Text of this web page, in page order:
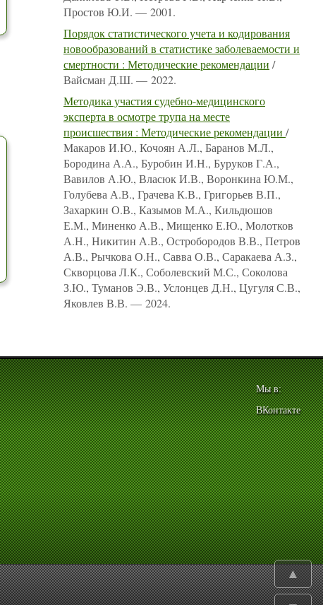
Простов Ю.И. — 2001.
Порядок статистического учета и кодирования
новообразований в статистике заболеваемости и
смертности : Методические рекомендации /
Вайсман Д.Ш. — 2022.
Методика участия судебно-медицинского
эксперта в осмотре трупа на месте
происшествия : Методические рекомендации /
Макаров И.Ю., Кочоян А.Л., Баранов М.Л.,
Бородина А.А., Буробин И.Н., Буруков Г.А.,
Вавилов А.Ю., Власюк И.В., Воронкина Ю.М.,
Голубева А.В., Грачева К.В., Григорьев В.П.,
Захаркин О.В., Казымов М.А., Кильдюшов
Е.М., Миненко А.В., Мищенко Е.Ю., Молотков
А.Н., Никитин А.В., Остробородов В.В., Петров
А.В., Рычкова О.Н., Савва О.В., Саракаева А.З.,
Скворцова Л.К., Соболевский М.С., Соколова
З.Ю., Туманов Э.В., Услонцев Д.Н., Цугуля С.В.,
Яковлев В.В. — 2024.
Мы в:
ВКонтакте
▲